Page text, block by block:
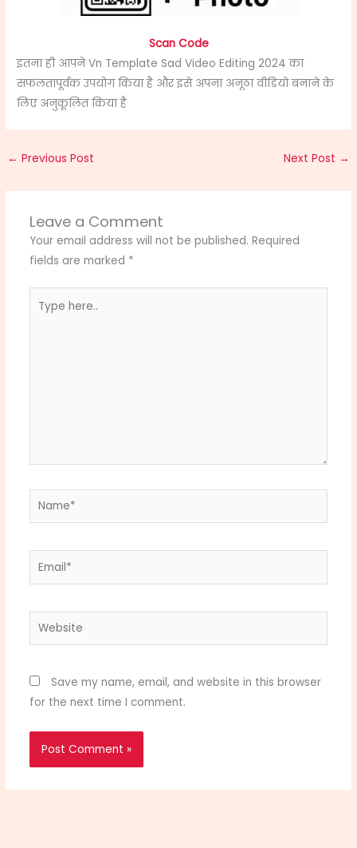
Scan Code
इतना ही आपने Vn Template Sad Video Editing 2024 का
सफलतापूर्वक उपयोग किया है और इसे अपना अनूठा वीडियो बनाने के
लिए अनुकूलित किया है
← Previous Post Next Post →
Leave a Comment
Your email address will not be published. Required
fields are marked *
here..
Name*
Email*
Website
Save my name, email, and website in this browser
for the next time I comment.